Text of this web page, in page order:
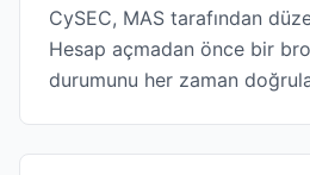
CySEC, MAS tarafından
Hesap açmadan önce bir
durumunu her zaman